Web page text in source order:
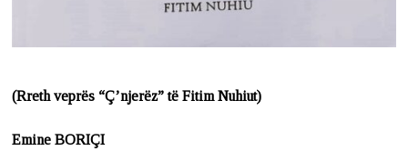
(Rreth veprës “Ç’njerëz” të Fitim Nuhiut)
Emine BORIÇI